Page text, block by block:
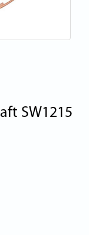
SW1215